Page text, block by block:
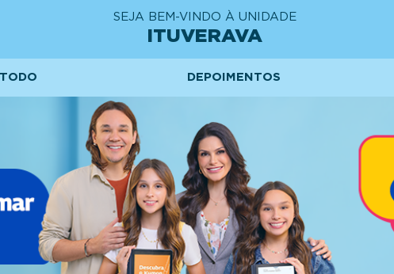
SEJA BEM-VINDO À UNIDADE
ITUVERAVA
DEPOIMENTOS